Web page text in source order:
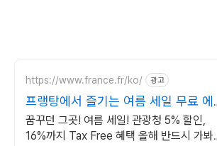
https://www.france.fr/ko/ 광고
프랭탕에서 즐기는 여름 세일 무료 에
펠탑뷰 테라스
꿈꾸던 그곳! 여름 세일! 관광청 5% 할인,
16%까지 Tax Free 혜택 올해 반드시 가봐